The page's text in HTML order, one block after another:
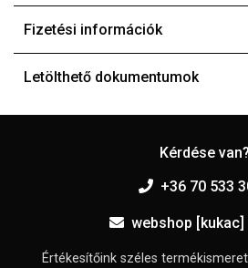
Fizetési információk
Letölthető dokumentumok
Kérdése van?
+36 70 533
webshop [kukac]
Értékesítőink széles